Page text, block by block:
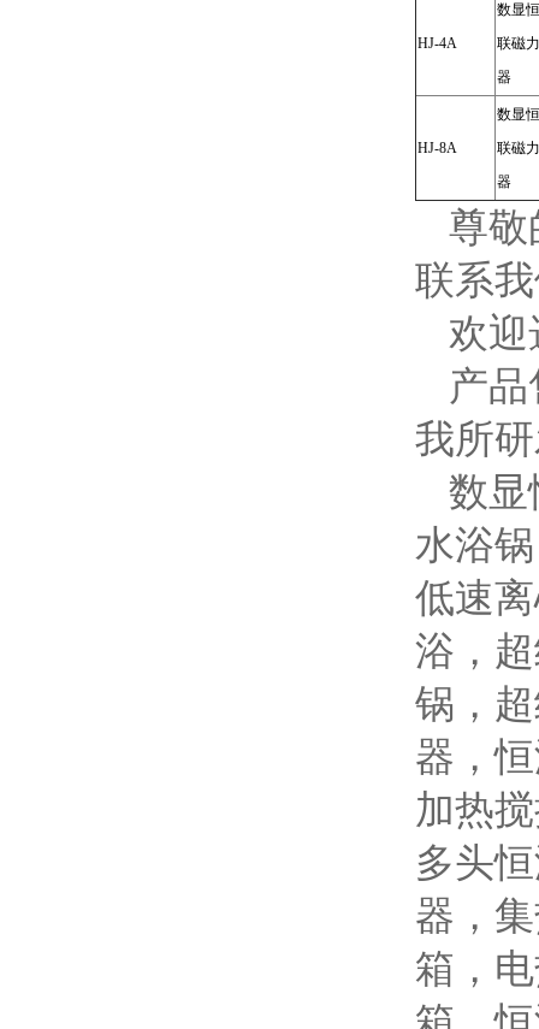
HJ-4A
数显
联磁
器
HJ-8A
数显
联磁
器
尊敬
联系
欢迎
产
我所
数显
水浴
低速
浴，
锅，
器，
加热
多头
器，
箱，